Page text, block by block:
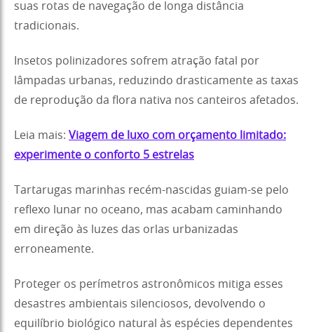
suas rotas de navegação de longa distância
tradicionais.
Insetos polinizadores sofrem atração fatal por
lâmpadas urbanas, reduzindo drasticamente as taxas
de reprodução da flora nativa nos canteiros afetados.
Leia mais: Viagem de luxo com orçamento limitado:
experimente o conforto 5 estrelas
Tartarugas marinhas recém-nascidas guiam-se pelo
reflexo lunar no oceano, mas acabam caminhando
em direção às luzes das orlas urbanizadas
erroneamente.
Proteger os perímetros astronômicos mitiga esses
desastres ambientais silenciosos, devolvendo o
equilíbrio biológico natural às espécies dependentes